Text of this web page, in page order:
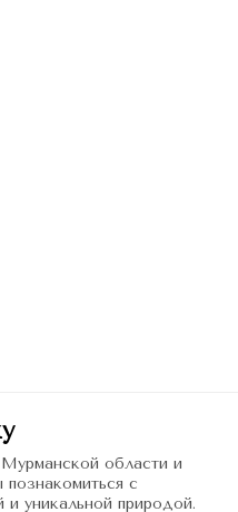
Мурманской области и
познакомиться с
и уникальной природой.